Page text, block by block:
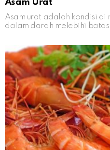
Asam Urat
Asam urat adalah kondisi di
dalam darah melebihi